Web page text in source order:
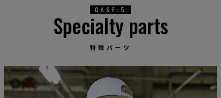
CASE:5
Specialty parts
特殊パーツ